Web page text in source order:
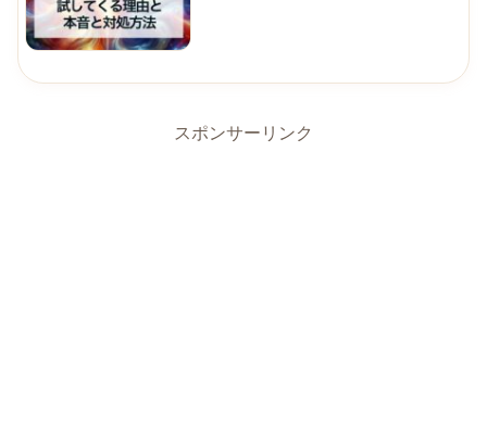
スポンサーリンク